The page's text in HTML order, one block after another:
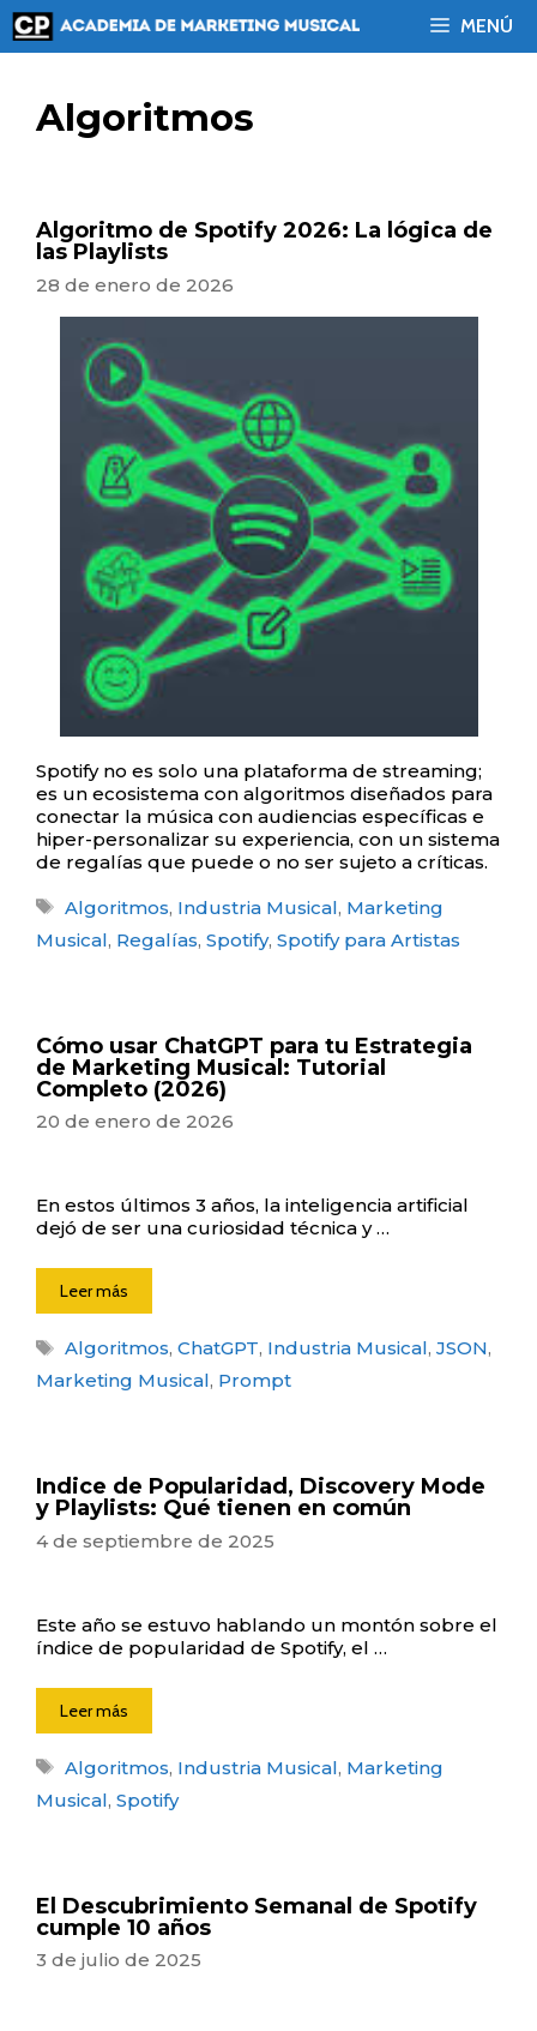
Saltar
al
contenido
MENÚ
Algoritmos
Algoritmo de Spotify 2026: La lógica de
las Playlists
28 de enero de 2026
Spotify no es solo una plataforma de streaming;
es un ecosistema con algoritmos diseñados para
conectar la música con audiencias específicas e
hiper-personalizar su experiencia, con un sistema
de regalías que puede o no ser sujeto a críticas.
Etiquetas
Algoritmos, Industria Musical, Marketing
Musical, Regalías, Spotify, Spotify para Artistas
Cómo usar ChatGPT para tu Estrategia
de Marketing Musical: Tutorial
Completo (2026)
20 de enero de 2026
En estos últimos 3 años, la inteligencia artificial
dejó de ser una curiosidad técnica y …
Leer más
Etiquetas
Algoritmos, ChatGPT, Industria Musical, JSON,
Marketing Musical, Prompt
Indice de Popularidad, Discovery Mode
y Playlists: Qué tienen en común
4 de septiembre de 2025
Este año se estuvo hablando un montón sobre el
índice de popularidad de Spotify, el …
Leer más
Etiquetas
Algoritmos, Industria Musical, Marketing
Musical, Spotify
El Descubrimiento Semanal de Spotify
cumple 10 años
3 de julio de 2025